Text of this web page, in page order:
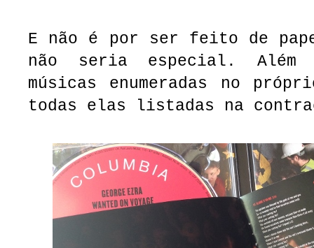
E não é por ser feito de
não seria especial.
músicas enumeradas no
todas elas listadas na